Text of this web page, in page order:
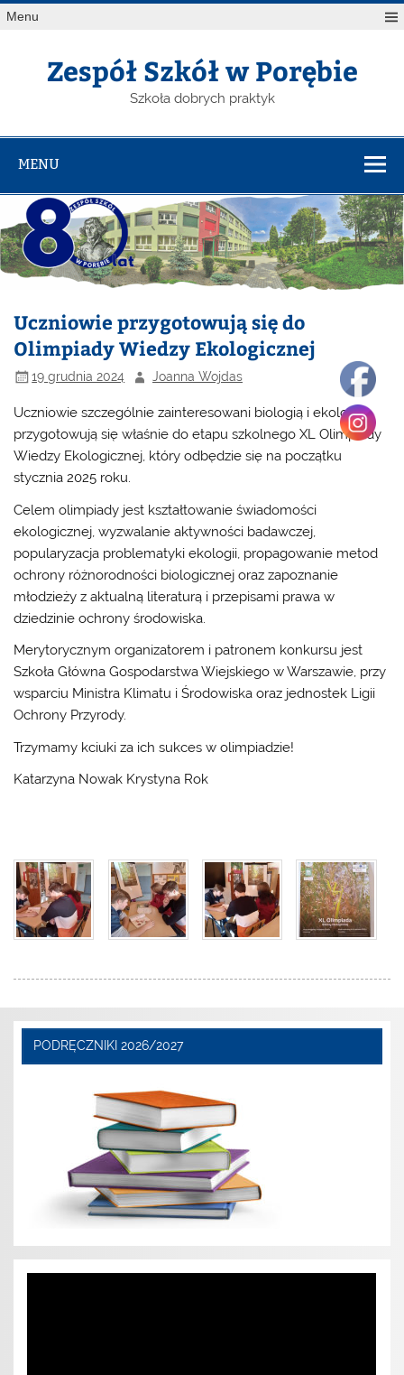
Menu
Zespół Szkół w Porębie
Szkoła dobrych praktyk
MENU
Uczniowie przygotowują się do
Olimpiady Wiedzy Ekologicznej
19 grudnia 2024 Joanna Wojdas
Uczniowie szczególnie zainteresowani biologią i ekologią
przygotowują się właśnie do etapu szkolnego XL Olimpiady
Wiedzy Ekologicznej, który odbędzie się na początku
stycznia 2025 roku.
Celem olimpiady jest kształtowanie świadomości
ekologicznej, wyzwalanie aktywności badawczej,
popularyzacja problematyki ekologii, propagowanie metod
ochrony różnorodności biologicznej oraz zapoznanie
młodzieży z aktualną literaturą i przepisami prawa w
dziedzinie ochrony środowiska.
Merytorycznym organizatorem i patronem konkursu jest
Szkoła Główna Gospodarstwa Wiejskiego w Warszawie, przy
wsparciu Ministra Klimatu i Środowiska oraz jednostek Ligii
Ochrony Przyrody.
Trzymamy kciuki za ich sukces w olimpiadzie!
Katarzyna Nowak Krystyna Rok
PODRĘCZNIKI 2026/2027